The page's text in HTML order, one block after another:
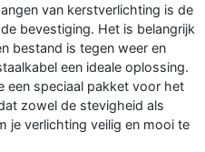
van kerstverlichting is de
bevestiging. Het is belangrijk
bestand is tegen weer en
een ideale oplossing.
een speciaal pakket voor het
zowel de stevigheid als
je verlichting veilig en mooi te